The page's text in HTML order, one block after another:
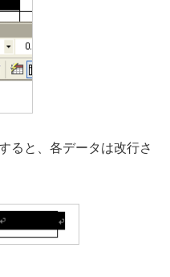
ると、各データは改行さ